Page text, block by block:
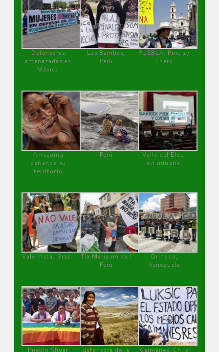
Defensoras
amenazadas en
México
Las Bambas,
Perú
PUEBLA, Pue, 27
Enero
Amazonía
defiende su
territorio
Perú
Valle del Elqui
sin minería.
Vale mata, Brasil
Tía María no va !
Perú
Orinoco,
Venezuela
Pueblo Shuar defensora de la Caimanes, Chile